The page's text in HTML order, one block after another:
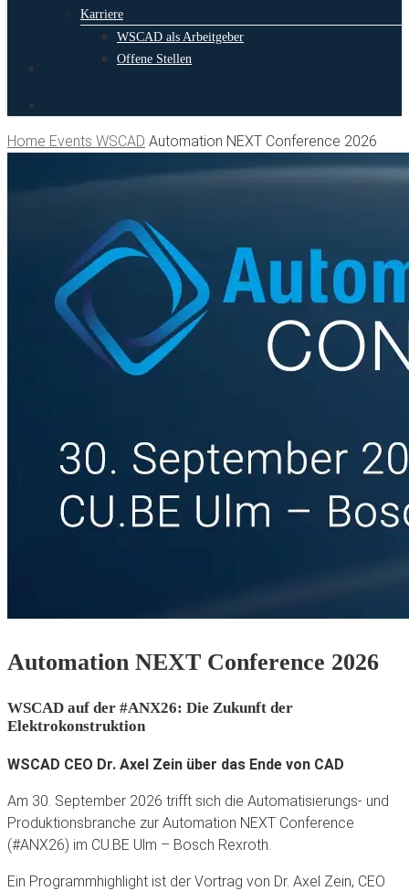
Karriere
WSCAD als Arbeitgeber
Offene Stellen
Home Events WSCAD Automation NEXT Conference 2026
Automation NEXT Conference 2026
WSCAD auf der #ANX26: Die Zukunft der
Elektrokonstruktion
WSCAD CEO Dr. Axel Zein über das Ende von CAD
Am 30. September 2026 trifft sich die Automatisierungs- und
Produktionsbranche zur Automation NEXT Conference
(#ANX26) im CU.BE Ulm – Bosch Rexroth.
Ein Programmhighlight ist der Vortrag von Dr. Axel Zein, CEO